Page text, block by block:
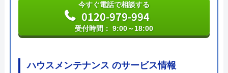
今すぐ電話で相談する
0120-979-994
受付時間： 9:00～18:00
ハウスメンテナンス のサービス情報